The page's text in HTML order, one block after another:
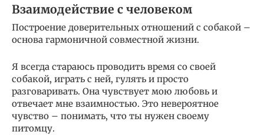
Взаимодействие с человеком
Построение доверительных отношений с собакой –
основа гармоничной совместной жизни.
Я всегда стараюсь проводить время со своей
собакой, играть с ней, гулять и просто
разговаривать. Она чувствует мою любовь и
отвечает мне взаимностью. Это невероятное
чувство – понимать, что ты нужен своему
питомцу.